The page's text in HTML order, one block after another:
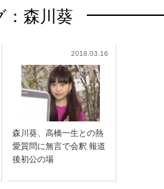
：森川葵
2018.03.16
森川葵、高橋一生との熱
愛質問に無言で会釈 報道
後初公の場